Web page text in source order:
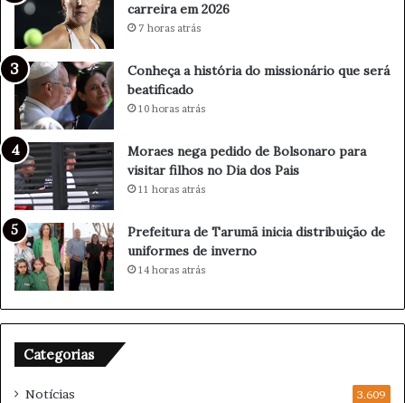
i
a
r
s
n
h
o
d
o
f
l
h
o
m
a
u
i
a
carreira em 2026
7 horas atrás
Conheça a história do missionário que será
beatificado
10 horas atrás
Moraes nega pedido de Bolsonaro para
visitar filhos no Dia dos Pais
11 horas atrás
Prefeitura de Tarumã inicia distribuição de
uniformes de inverno
14 horas atrás
Categorias
Notícias 3.609